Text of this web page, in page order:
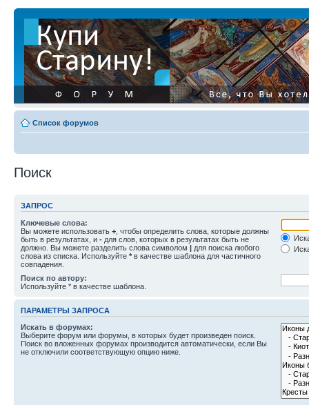
Список форумов
Поиск
ЗАПРОС
Ключевые слова:
Вы можете использовать + , чтобы определить слова, которые должны
быть в результатах, и - для слов, которых в результатах быть не
должно. Вы можете разделить слова символом | для поиска любого
слова из списка. Используйте * в качестве шаблона для частичного
совпадения.
Поиск по автору:
Используйте * в качестве шаблона.
ПАРАМЕТРЫ ЗАПРОСА
Искать в форумах:
Выберите форум или форумы, в которых будет произведен поиск.
Поиск во вложенных форумах производится автоматически, если Вы
не отключили соответствующую опцию ниже.